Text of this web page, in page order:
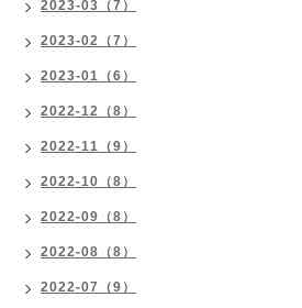
2023-03（7）
2023-02（7）
2023-01（6）
2022-12（8）
2022-11（9）
2022-10（8）
2022-09（8）
2022-08（8）
2022-07（9）